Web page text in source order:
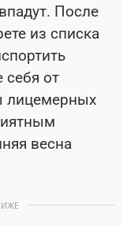
После
из списка
себя от
лицемерных
весна